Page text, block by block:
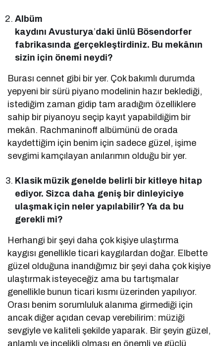
Albüm
kaydını Avusturya’daki ünlü Bösendorfer
fabrikasında gerçekleştirdiniz. Bu mekânın
sizin için önemi neydi?
Burası cennet gibi bir yer. Çok bakımlı durumda
yepyeni bir sürü piyano modelinin hazır beklediği,
istediğim zaman gidip tam aradığım özelliklere
sahip bir piyanoyu seçip kayıt yapabildiğim bir
mekân. Rachmaninoff albümünü de orada
kaydettiğim için benim için sadece güzel, işime
sevgimi kamçılayan anılarımın olduğu bir yer.
Klasik müzik genelde belirli bir kitleye hitap
ediyor. Sizca daha geniş bir dinleyiciye
ulaşmak için neler yapılabilir? Ya da bu
gerekli mi?
Herhangi bir şeyi daha çok kişiye ulaştırma
kaygısı genellikle ticari kaygılardan doğar. Elbette
güzel olduğuna inandığımız bir şeyi daha çok kişiye
ulaştırmak isteyeceğiz ama bu tartışmalar
genellikle bunun ticari kısmı üzerinden yapılıyor.
Orası benim sorumluluk alanıma girmediği için
ancak diğer açıdan cevap verebilirim: müziği
sevgiyle ve kaliteli şekilde yaparak. Bir şeyin güzel,
anlamlı ve incelikli olması en önemli ve güçlü